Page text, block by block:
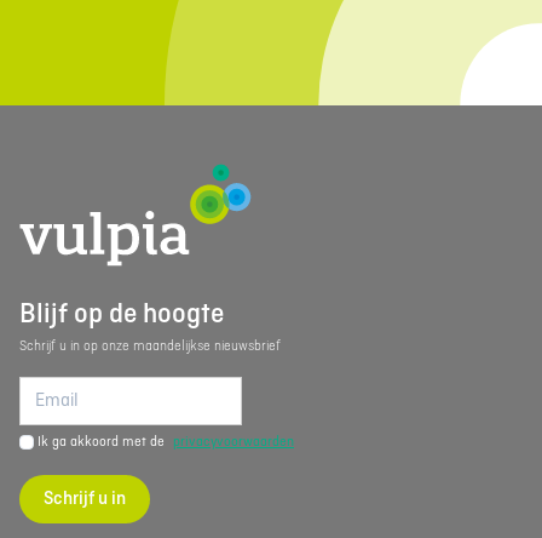
Blijf op de hoogte
Schrijf u in op onze maandelijkse nieuwsbrief
Ik ga akkoord met de privacyvoorwaarden
Schrijf u in